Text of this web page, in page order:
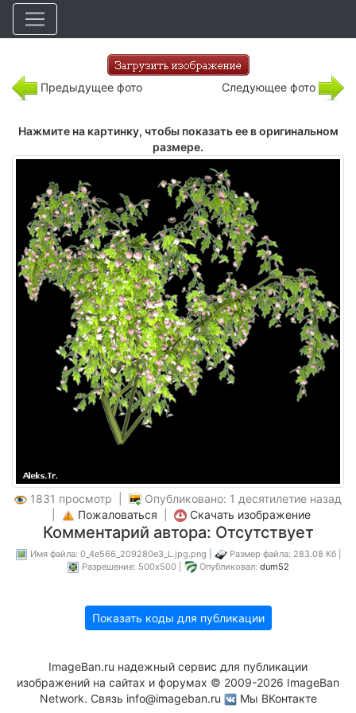
Предыдущее фото Следующее фото
Нажмите на картинку, чтобы показать ее в оригинальном
размере.
1831 просмотр |
Опубликовано: 1 десятилетие назад
Пожаловаться Скачать изображение
Комментарий автора: Отсутствует
Имя файла: 0_4e566_209280e3_L.jpg.png |
Размер файла: 283.08 Кб |
Разрешение: 500x500 |
Опубликовал: dum52
Показать коды для публикации
ImageBan.ru надежный сервис для публикации
изображений на сайтах и форумах © 2009-2026 ImageBan
Network. Связь info@imageban.ru Мы ВКонтакте